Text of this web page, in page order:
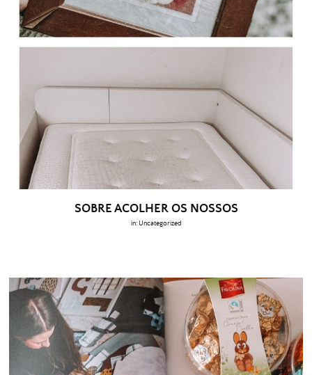
SOBRE ACOLHER OS NOSSOS
in: Uncategorized